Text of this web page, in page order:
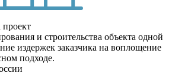
и строительства объекта одной
издержек заказчика на воплощение
подходе.